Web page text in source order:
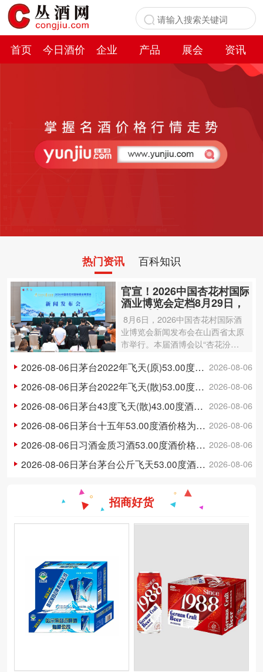
首页 今日酒价 企业 产品 展会
资讯
热门资讯 百科知识
官宣！2026中国杏花村国际
酒业博览会定档8月29日，
今年看点全在这里
8月6日，2026中国杏花村国际酒
业博览会新闻发布会在山西省太原
市举行。本届酒博会以“杏花汾
协会主办，汾酒集团为战略合作伙
伴，将于8月29日至31日在位于山
西吕梁汾…
2026-08-06
2026-08-06日茅台2022年飞天(原)53.00度酒价格为2,050一瓶，上涨 50元
2026-08-06
2026-08-06日茅台2022年飞天(散)53.00度酒价格为1,950一瓶，上涨 50元
2026-08-06
2026-08-06日茅台43度飞天(散)43.00度酒价格为800一瓶，上涨 5元
2026-08-06
2026-08-06日茅台十五年53.00度酒价格为4,125一瓶，下跌 5元
2026-08-06
2026-08-06日习酒金质习酒53.00度酒价格为152一瓶，下跌 3元
2026-08-06
2026-08-06日茅台茅台公斤飞天53.00度酒价格为3,270一瓶，下跌 30元
招商好货